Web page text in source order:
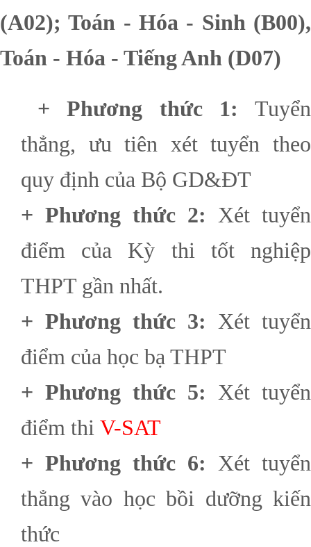
(A02); Toán - Hóa - Sinh (B00),
Toán - Hóa - Tiếng Anh (D07)
+ Phương thức 1: Tuyển
thẳng, ưu tiên xét tuyển theo
quy định của Bộ GD&ĐT
+ Phương thức 2: Xét tuyển
điểm của Kỳ thi tốt nghiệp
THPT gần nhất.
+ Phương thức 3: Xét tuyển
điểm của học bạ THPT
+ Phương thức 5: Xét tuyển
điểm thi V-SAT
+ Phương thức 6: Xét tuyển
thẳng vào học bồi dưỡng kiến
thức